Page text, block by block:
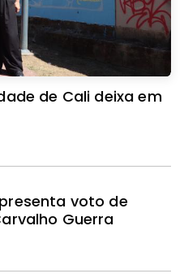
Cali deixa em
voto de
Guerra